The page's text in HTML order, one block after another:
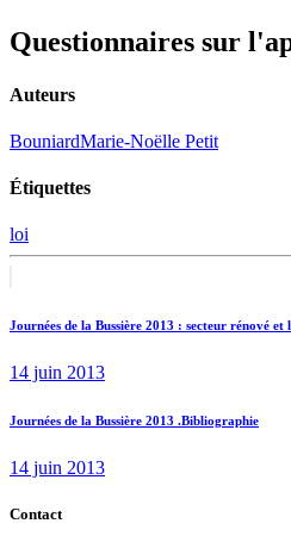
Questionnaires sur
Auteurs
BouniardMarie-Noëlle Petit
Étiquettes
loi
de
Journées de la Bussière 2013 : secteur rénové et
14 juin 2013
Next
Journées de la Bussière 2013 .Bibliographie
14 juin 2013
Contact